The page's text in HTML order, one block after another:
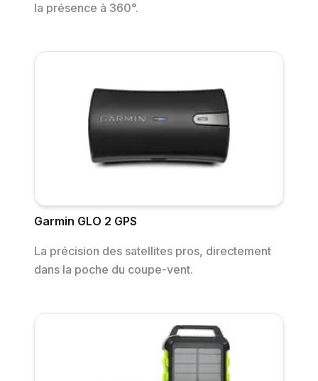
la présence à 360°.
Garmin GLO 2 GPS
La précision des satellites pros, directement
dans la poche du coupe-vent.